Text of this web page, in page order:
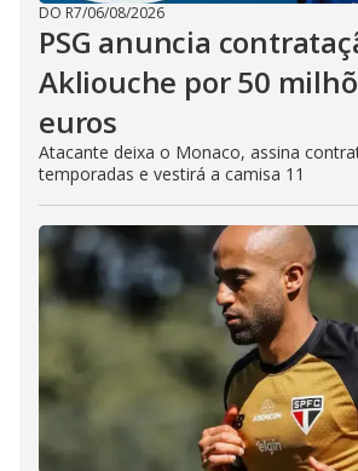
DO R7/06/08/2026
PSG anuncia
Akliouche por 50
euros
Atacante deixa o Monaco, assina
temporadas e vestirá a camisa 11